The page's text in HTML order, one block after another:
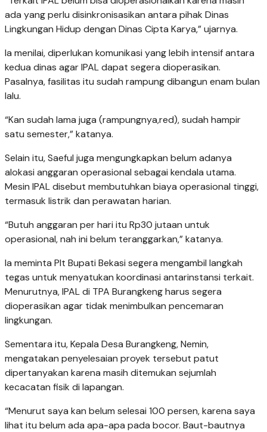
ada yang perlu disinkronisasikan antara pihak Dinas
Lingkungan Hidup dengan Dinas Cipta Karya,” ujarnya.
Ia menilai, diperlukan komunikasi yang lebih intensif antara
kedua dinas agar IPAL dapat segera dioperasikan.
Pasalnya, fasilitas itu sudah rampung dibangun enam bulan
lalu.
“Kan sudah lama juga (rampungnya,red), sudah hampir
satu semester,” katanya.
Selain itu, Saeful juga mengungkapkan belum adanya
alokasi anggaran operasional sebagai kendala utama.
Mesin IPAL disebut membutuhkan biaya operasional tinggi,
termasuk listrik dan perawatan harian.
“Butuh anggaran per hari itu Rp30 jutaan untuk
operasional, nah ini belum teranggarkan,” katanya.
Ia meminta Plt Bupati Bekasi segera mengambil langkah
tegas untuk menyatukan koordinasi antarinstansi terkait.
Menurutnya, IPAL di TPA Burangkeng harus segera
dioperasikan agar tidak menimbulkan pencemaran
lingkungan.
Sementara itu, Kepala Desa Burangkeng, Nemin,
mengatakan penyelesaian proyek tersebut patut
dipertanyakan karena masih ditemukan sejumlah
kecacatan fisik di lapangan.
“Menurut saya kan belum selesai 100 persen, karena saya
lihat itu belum ada apa-apa pada bocor. Baut-bautnya